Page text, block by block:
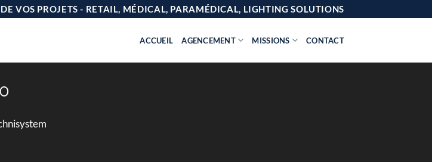
VOS PROJETS - RETAIL, MÉDICAL, PARAMÉDICAL, LIGHTING SOLUTIONS
ACCUEIL AGENCEMENT MISSIONS CONTACT